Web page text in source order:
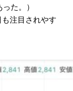
た。）
注目されやす